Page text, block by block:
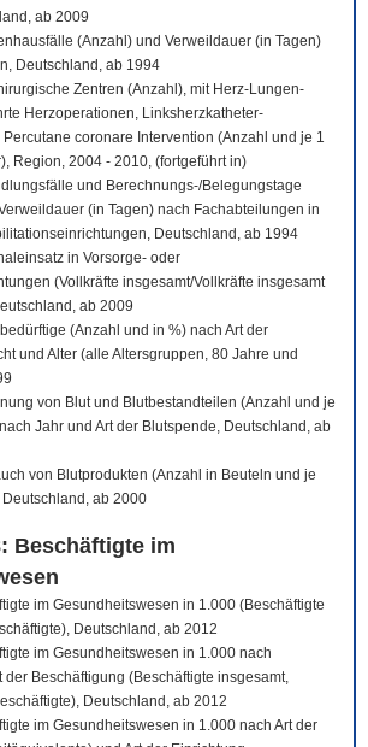
ab 2009
(Anzahl) und Verweildauer (in Tagen)
Deutschland, ab 1994
Zentren (Anzahl), mit Herz-Lungen-
Herzoperationen, Linksherzkatheter-
coronare Intervention (Anzahl und je 1
Region, 2004 - 2010, (fortgeführt in)
und Berechnungs-/Belegungstage
(in Tagen) nach Fachabteilungen in
Deutschland, ab 1994
in Vorsorge- oder
(Vollkräfte insgesamt/Vollkräfte insgesamt
ab 2009
(Anzahl und in %) nach Art der
und Alter (alle Altersgruppen, 80 Jahre und
von Blut und Blutbestandteilen (Anzahl und je
Jahr und Art der Blutspende, Deutschland, ab
von Blutprodukten (Anzahl in Beuteln und je
ab 2000
Beschäftigte im
im Gesundheitswesen in 1.000 (Beschäftigte
Deutschland, ab 2012
im Gesundheitswesen in 1.000 nach
der Beschäftigung (Beschäftigte insgesamt,
Deutschland, ab 2012
im Gesundheitswesen in 1.000 nach Art der